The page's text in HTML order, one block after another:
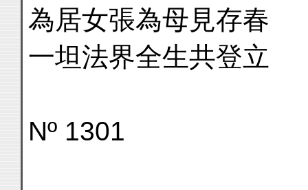
為居女張為母見存春
一坦法界全生共登立
Nº 1301